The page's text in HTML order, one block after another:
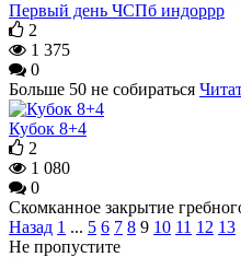
Первый день ЧСПб индоррр
2
1 375
0
Больше 50 не собираться
Кубок 8+4
2
1 080
0
Скомканное закрытие
Назад 1 ... 5 6 7 8 9 10 11 12 13
Не пропустите